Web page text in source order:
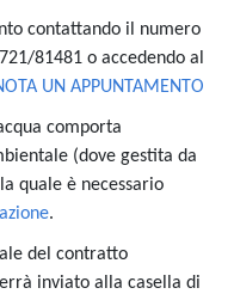
contattando il numero
81481 o accedendo al
UN APPUNTAMENTO
comporta
(dove gestita da
quale è necessario
.
del contratto
inviato alla casella di